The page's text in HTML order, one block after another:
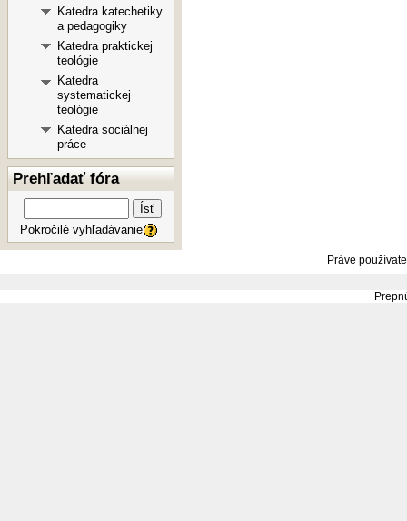
Katedra katechetiky
a pedagogiky
Katedra praktickej
teológie
Katedra
systematickej
teológie
Katedra sociálnej
práce
Prehľadať fóra
Ísť
Pokročilé vyhľadávanie
Práve